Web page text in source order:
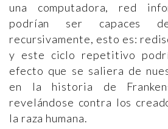
una computadora, red
podrían ser capaces
recursivamente, esto es:
y este ciclo repetitivo
efecto que se saliera de
en la historia de
revelándose contra los
la raza humana.